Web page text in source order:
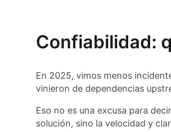
Confiabilidad:
En 2025, vimos menos
vinieron de dependencias
Eso no es una excusa para
solución, sino la velocidad y